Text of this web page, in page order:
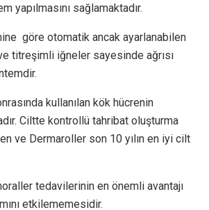
yapılmasını sağlamaktadır.
göre otomatik ancak ayarlanabilen
ve titreşimli iğneler sayesinde ağrısı
kullanılan kök hücrenin
Ciltte kontrollü tahribat oluşturma
ve Dermaroller son 10 yılın en iyi cilt
tedavilerinin en önemli avantajı
etkilememesidir.